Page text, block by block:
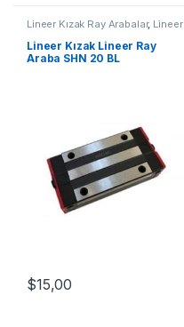
Lineer Kızak Ray Arabalar, Lineer
Ray Araba SHN BL Serisi
Mekanik Ürünler
Lineer Kızak Lineer Ray
Araba SHN 20 BL
$15,00